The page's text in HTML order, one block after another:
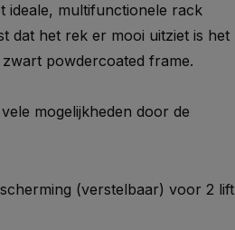
ideale, multifunctionele rack
dat het rek er mooi uitziet is het
powdercoated frame.
mogelijkheden door de
(verstelbaar) voor 2 lift